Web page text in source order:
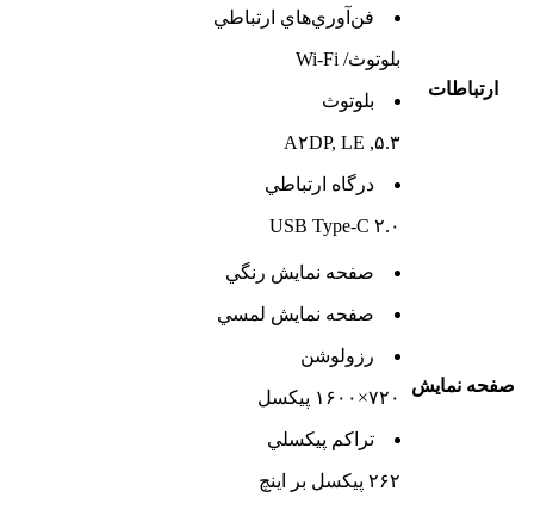
ارتباطات
فن‌آوري‌هاي ارتباطي
بلوتوث/ Wi-Fi
بلوتوث
۵.۳, A۲DP, LE
درگاه ارتباطي
USB Type-C ۲.۰
صفحه نمايش
صفحه نمايش رنگي
صفحه نمايش لمسي
رزولوشن
۷۲۰×۱۶۰۰ پیکسل
تراکم پيکسلي
۲۶۲ پیکسل بر اینچ